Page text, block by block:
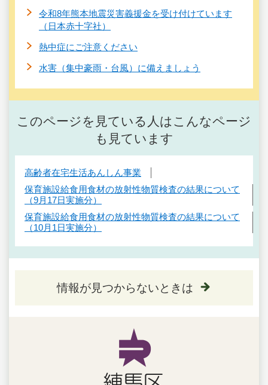
令和8年熊本地震災害義援金を受け付けています
（日本赤十字社）
熱中症にご注意ください
水害（集中豪雨・台風）に備えましょう
このページを見ている人はこんなページ
も見ています
高齢者在宅生活あんしん事業
保育施設給食用食材の放射性物質検査の結果について
（9月17日実施分）
保育施設給食用食材の放射性物質検査の結果について
（10月1日実施分）
情報が見つからないときは